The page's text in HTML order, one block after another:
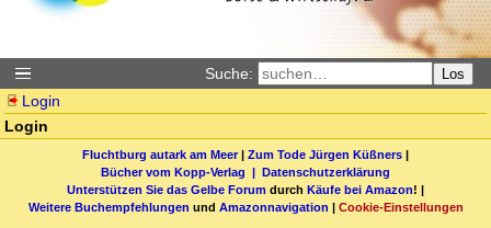
Suche: Los
Login
Login
Fluchtburg autark am Meer| Zum Tode Jürgen Küßners |
Bücher vom Kopp-Verlag | Datenschutzerklärung
Unterstützen Sie das Gelbe Forum durch Käufe bei Amazon! |
Weitere Buchempfehlungen und Amazonnavigation | Cookie-Einstellungen